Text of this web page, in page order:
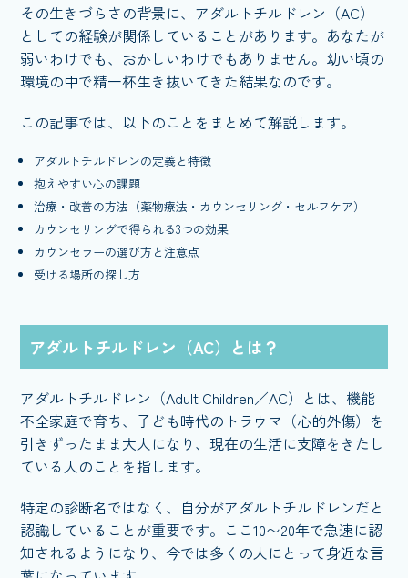
その生きづらさの背景に、アダルトチルドレン（AC）
としての経験が関係していることがあります。あなたが
弱いわけでも、おかしいわけでもありません。幼い頃の
環境の中で精一杯生き抜いてきた結果なのです。
この記事では、以下のことをまとめて解説します。
アダルトチルドレンの定義と特徴
抱えやすい心の課題
治療・改善の方法（薬物療法・カウンセリング・セルフケア）
カウンセリングで得られる3つの効果
カウンセラーの選び方と注意点
受ける場所の探し方
アダルトチルドレン（AC）とは？
アダルトチルドレン（Adult Children／AC）とは、機能
不全家庭で育ち、子ども時代のトラウマ（心的外傷）を
引きずったまま大人になり、現在の生活に支障をきたし
ている人のことを指します。
特定の診断名ではなく、自分がアダルトチルドレンだと
認識していることが重要です。ここ10〜20年で急速に認
知されるようになり、今では多くの人にとって身近な言